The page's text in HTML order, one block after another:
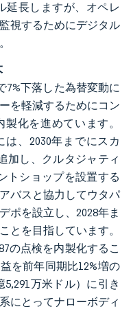
延長しますが、オペレ
視するためにデジタル
7%下落した為替変動に
を軽減するためにコン
化を進めています。
は、2030年までにスカ
加し、クルタジャティ
トショップを設置する
バスと協力してウタパ
ポを設立し、2028年ま
とを目指しています。
の点検を内製化するこ
を前年同期比12%増の
万米ドル）に引き
にとってナローボディ